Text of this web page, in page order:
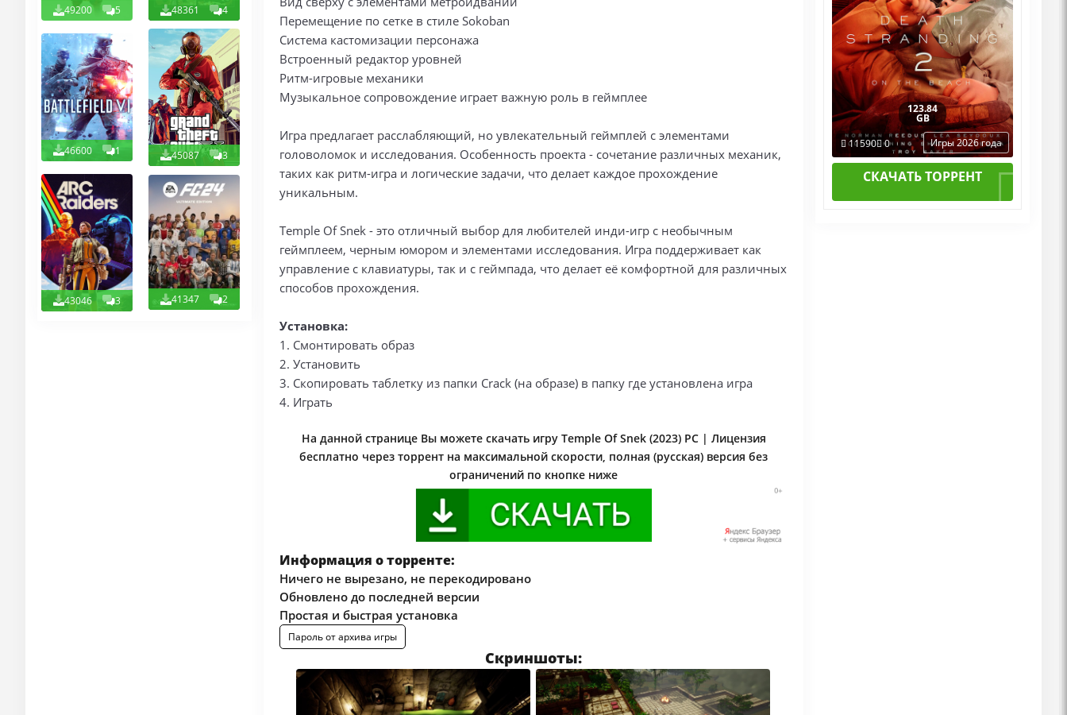
49200 5 48361 4
46600 1 45087 3
43046 3 41347 2
Перемещение по сетке в стиле Sokoban
Система кастомизации персонажа
Встроенный редактор уровней
Ритм-игровые механики
Музыкальное сопровождение играет важную роль в геймплее
Игра предлагает расслабляющий, но увлекательный геймплей с элементами
головоломок и исследования. Особенность проекта - сочетание различных механик,
таких как ритм-игра и логические задачи, что делает каждое прохождение
уникальным.
Temple Of Snek - это отличный выбор для любителей инди-игр с необычным
геймплеем, черным юмором и элементами исследования. Игра поддерживает как
управление с клавиатуры, так и с геймпада, что делает её комфортной для различных
способов прохождения.
Установка:
1. Смонтировать образ
2. Установить
3. Скопировать таблетку из папки Crack (на образе) в папку где установлена игра
4. Играть
На данной странице Вы можете скачать игру Temple Of Snek (2023) PC | Лицензия
бесплатно через торрент на максимальной скорости, полная (русская) версия без
ограничений по кнопке ниже
Информация о торренте:
Ничего не вырезано, не перекодировано
Обновлено до последней версии
Простая и быстрая установка
Пароль от архива игры
Скриншоты:
123.84
GB
11590 0 Игры 2026 года
СКАЧАТЬ ТОРРЕНТ